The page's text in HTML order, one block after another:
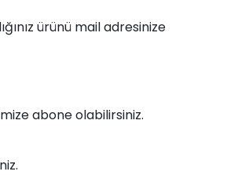
ürünü mail adresinize
abone olabilirsiniz.